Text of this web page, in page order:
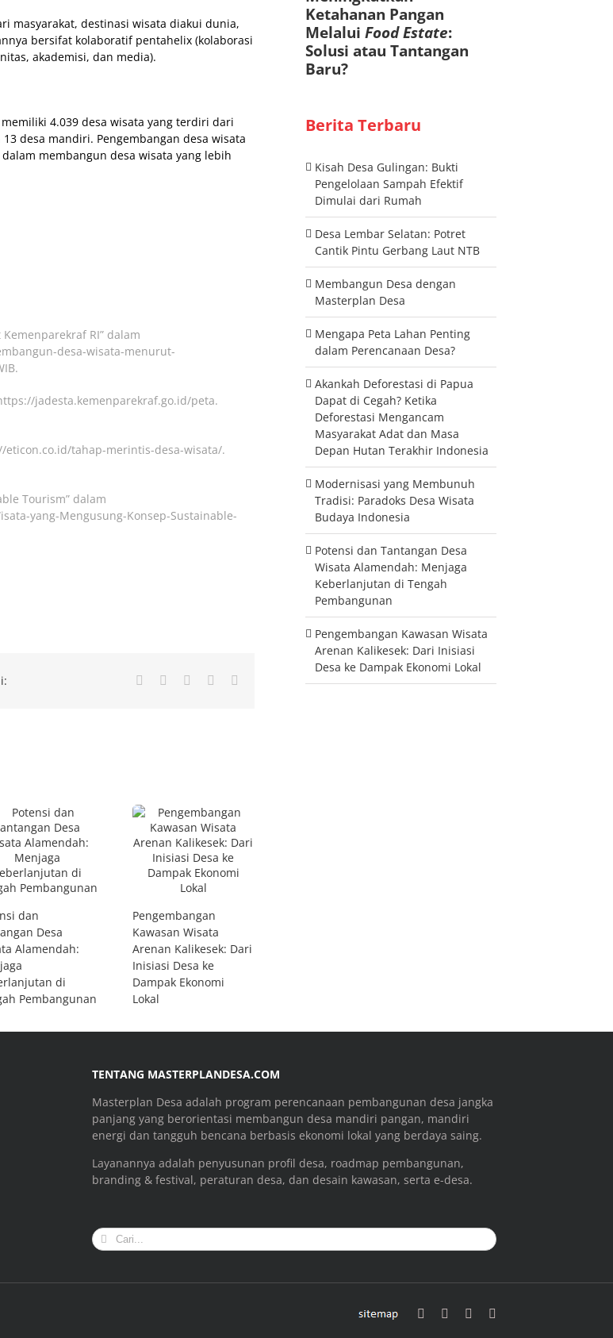
masyarakat, destinasi wisata diakui dunia,
bersifat kolaboratif pentahelix (kolaborasi
akademisi, dan media).
4.039 desa wisata yang terdiri dari
desa mandiri. Pengembangan desa wisata
membangun desa wisata yang lebih
RI” dalam
desa-wisata-menurut-
jadesta.kemenparekraf.go.id/peta.
eticon.co.id/tahap-merintis-desa-wisata/.
Tourism” dalam
yang-Mengusung-Konsep-Sustainable-
Facebook
TwitterLinkedInWhatsapp
dan
Desa
Alamendah:
di
Pembangunan
Pengembangan
Kawasan Wisata
Arenan Kalikesek: Dari
Inisiasi Desa ke
Dampak Ekonomi
Lokal
Berita Terbaru
Kisah Desa Gulingan: Bukti
Pengelolaan Sampah Efektif
Dimulai dari Rumah
Desa Lembar Selatan: Potret
Cantik Pintu Gerbang Laut NTB
Membangun Desa dengan
Masterplan Desa
Mengapa Peta Lahan Penting
dalam Perencanaan Desa?
Akankah Deforestasi di Papua
Dapat di Cegah? Ketika
Deforestasi Mengancam
Masyarakat Adat dan Masa
Depan Hutan Terakhir Indonesia
Modernisasi yang Membunuh
Tradisi: Paradoks Desa Wisata
Budaya Indonesia
Potensi dan Tantangan Desa
Wisata Alamendah: Menjaga
Keberlanjutan di Tengah
Pembangunan
Pengembangan Kawasan Wisata
Arenan Kalikesek: Dari Inisiasi
Desa ke Dampak Ekonomi Lokal
TENTANG MASTERPLANDESA.COM
Masterplan Desa adalah program perencanaan pembangunan desa jangka
panjang yang berorientasi membangun desa mandiri pangan, mandiri
energi dan tangguh bencana berbasis ekonomi lokal yang berdaya saing.
Layanannya adalah penyusunan profil desa, roadmap pembangunan,
branding & festival, peraturan desa, dan desain kawasan, serta e-desa.
Search
for:
sitemap Facebook
Email YouTube